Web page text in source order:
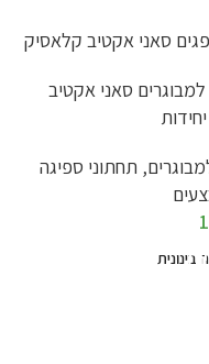
בינונית
סאני אקטיב
, תחתוני ספיגה